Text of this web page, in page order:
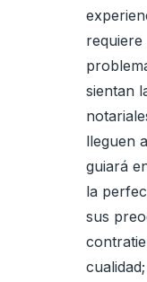
sientan
lleguen
guiará
la
sus